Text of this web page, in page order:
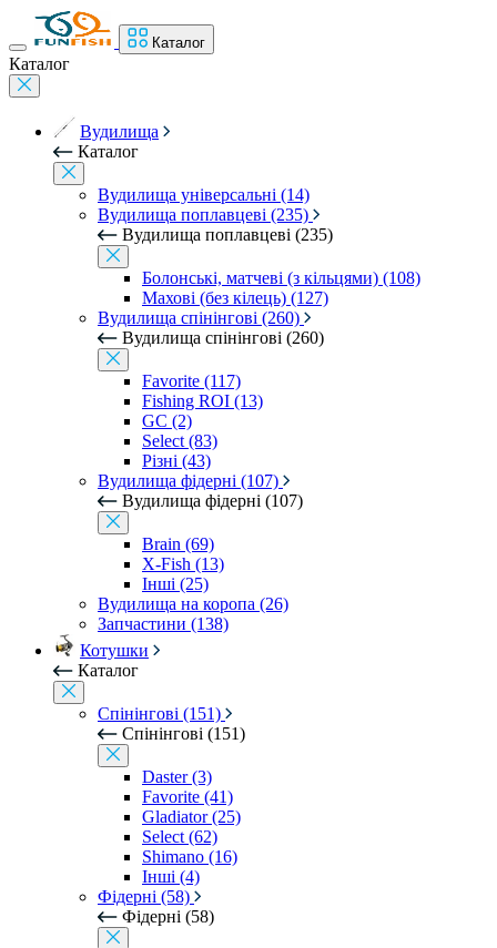
Каталог
Каталог
Вудилища
Каталог
Вудилища універсальні (14)
Вудилища поплавцеві (235)
Вудилища поплавцеві (235)
Болонські, матчеві (з кільцями) (108)
Махові (без кілець) (127)
Вудилища спінінгові (260)
Вудилища спінінгові (260)
Favorite (117)
Fishing ROI (13)
GC (2)
Select (83)
Різні (43)
Вудилища фідерні (107)
Вудилища фідерні (107)
Brain (69)
X-Fish (13)
Інші (25)
Вудилища на коропа (26)
Запчастини (138)
Котушки
Каталог
Спінінгові (151)
Спінінгові (151)
Daster (3)
Favorite (41)
Gladiator (25)
Select (62)
Shimano (16)
Інші (4)
Фідерні (58)
Фідерні (58)